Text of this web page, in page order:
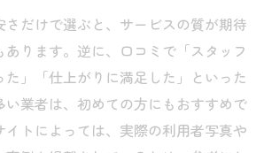
タイルに合うハウスクリーニング
へ導く安心のハウスクリーニング
だけで選ぶと、サービスの質が期待
ります。逆に、口コミで「スタッフ
た」「仕上がりに満足した」といった
い業者は、初めての方にもおすすめで
イトによっては、実際の利用者写真や